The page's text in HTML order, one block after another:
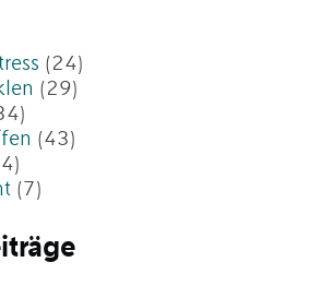
(24)
(29)
(43)
(7)